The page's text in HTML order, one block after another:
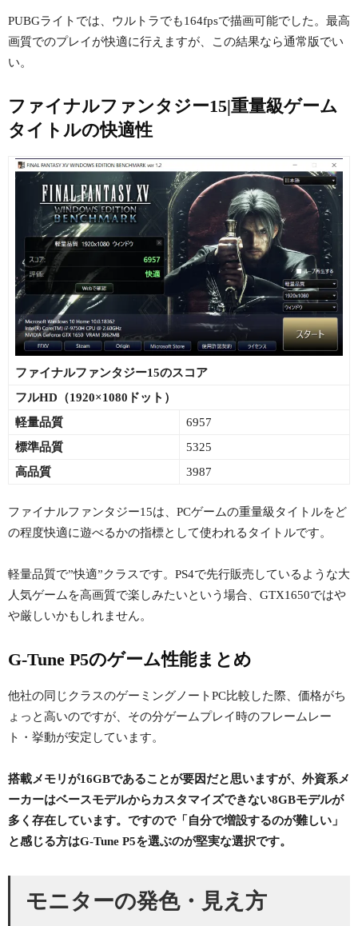
PUBGライトでは、ウルトラでも164fpsで描画可能でした。最高
画質でのプレイが快適に行えますが、この結果なら通常版でい
い。
ファイナルファンタジー15|重量級ゲーム
タイトルの快適性
ファイナルファンタジー15のスコア
フルHD（1920×1080ドット）
軽量品質
6957
標準品質
5325
高品質
3987
ファイナルファンタジー15は、PCゲームの重量級タイトルをど
の程度快適に遊べるかの指標として使われるタイトルです。
軽量品質で”快適”クラスです。PS4で先行販売しているような大
人気ゲームを高画質で楽しみたいという場合、GTX1650ではや
や厳しいかもしれません。
G-Tune P5のゲーム性能まとめ
他社の同じクラスのゲーミングノートPC比較した際、価格がち
ょっと高いのですが、その分ゲームプレイ時のフレームレー
ト・挙動が安定しています。
搭載メモリが16GBであることが要因だと思いますが、外資系メ
ーカーはベースモデルからカスタマイズできない8GBモデルが
多く存在しています。ですので「自分で増設するのが難しい」
と感じる方はG-Tune P5を選ぶのが堅実な選択です。
モニターの発色・見え方